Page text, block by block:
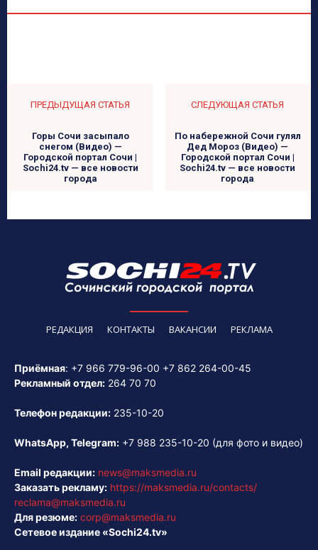
ПРЕДЫДУЩАЯ СТАТЬЯ
Горы Сочи засыпало
снегом (Видео) —
Городской портал Сочи |
Sochi24.tv — все новости
города
СЛЕДУЮЩАЯ СТАТЬЯ
По набережной Сочи гулял
Дед Мороз (Видео) —
Городской портал Сочи |
Sochi24.tv — все новости
города
РЕДАКЦИЯ КОНТАКТЫ ВАКАНСИИ РЕКЛАМА
Приёмная: +7 966 779-96-00 +7 862 264-00-45
Рекламный отдел: 264 70 70
Телефон редакции: 235-10-20
WhatsApp, Telegram: +7 988 235-10-20 (для фото и видео)
Email редакции: news@maksmedia.ru
Заказать рекламу: https://maksmedia.ru/contacts/
reclama@maksmedia.ru
Для резюме: corp@maksmedia.ru
Сетевое издание «Sochi24.tv»